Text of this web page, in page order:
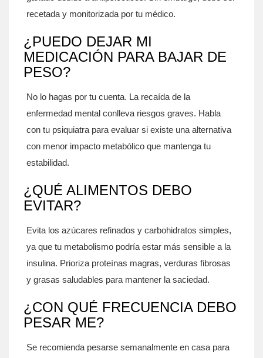
recetada y monitorizada por tu médico.
¿PUEDO DEJAR MI
MEDICACIÓN PARA BAJAR DE
PESO?
No lo hagas por tu cuenta. La recaída de la
enfermedad mental conlleva riesgos graves. Habla
con tu psiquiatra para evaluar si existe una alternativa
con menor impacto metabólico que mantenga tu
estabilidad.
¿QUÉ ALIMENTOS DEBO
EVITAR?
Evita los azúcares refinados y carbohidratos simples,
ya que tu metabolismo podría estar más sensible a la
insulina. Prioriza proteínas magras, verduras fibrosas
y grasas saludables para mantener la saciedad.
¿CON QUÉ FRECUENCIA DEBO
PESAR ME?
Se recomienda pesarse semanalmente en casa para